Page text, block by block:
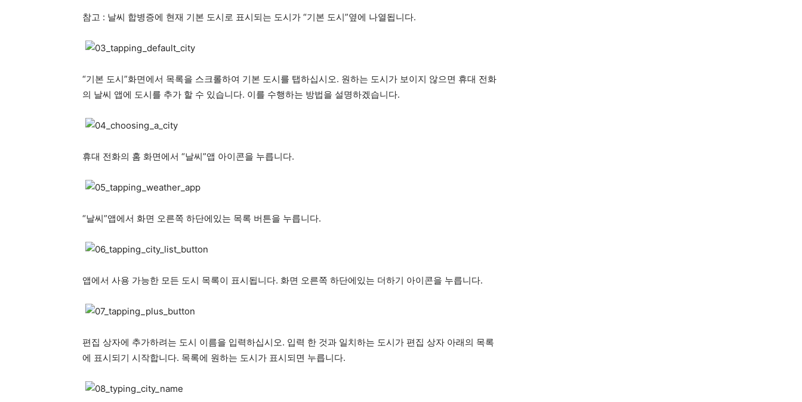
참고 : 날씨 합병증에 현재 기본 도시로 표시되는 도시가 “기본 도시”옆에 나열됩니다.
“기본 도시”화면에서 목록을 스크롤하여 기본 도시를 탭하십시오. 원하는 도시가 보이지 않으면 휴대 전화
의 날씨 앱에 도시를 추가 할 수 있습니다. 이를 수행하는 방법을 설명하겠습니다.
휴대 전화의 홈 화면에서 “날씨”앱 아이콘을 누릅니다.
“날씨”앱에서 화면 오른쪽 하단에있는 목록 버튼을 누릅니다.
앱에서 사용 가능한 모든 도시 목록이 표시됩니다. 화면 오른쪽 하단에있는 더하기 아이콘을 누릅니다.
편집 상자에 추가하려는 도시 이름을 입력하십시오. 입력 한 것과 일치하는 도시가 편집 상자 아래의 목록
에 표시되기 시작합니다. 목록에 원하는 도시가 표시되면 누릅니다.